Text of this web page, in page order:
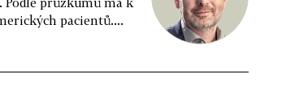
pacientů....